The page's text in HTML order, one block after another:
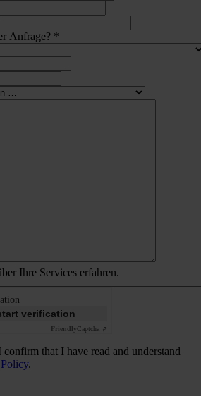
Anfrage? *
Ihre Services erfahren.
verification
FriendlyCaptcha ⇗
that I have read and understand
.